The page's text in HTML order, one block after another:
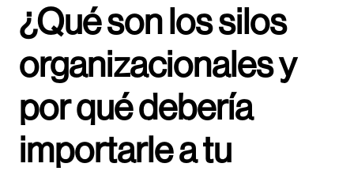
¿Qué son los silos
organizacionales y
por qué debería
importarle a tu